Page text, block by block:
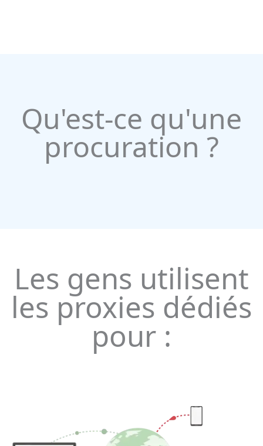
Qu'est-ce qu'une
procuration ?
Les gens utilisent
les proxies dédiés
pour :